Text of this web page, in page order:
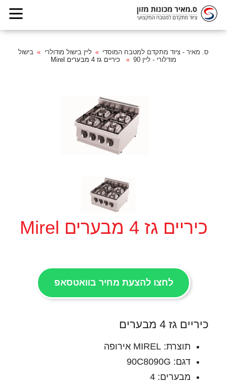
ס. מאיר - ציוד מתקדם למטבח המוסדי ליין בישול מודולרי
בישול
מודלורי - ליין 90
כיריים גז 4 מבערים Mirel
כיריים גז 4 מבערים Mirel
לחצו להצעת מחיר בוואטסאפ
כיריים גז 4 מבערים
תוצרת: MIREL אירופה
דגם: 90C8090G
מבערים: 4